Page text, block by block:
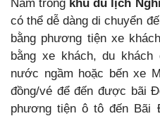
Nằm trong khu du lịch
có thể dễ dàng di chuyển
bằng phương tiện xe
bằng xe khách, du
nước ngầm hoặc bến xe
đồng/vé để đến được bãi
phương tiện ô tô đến Bãi